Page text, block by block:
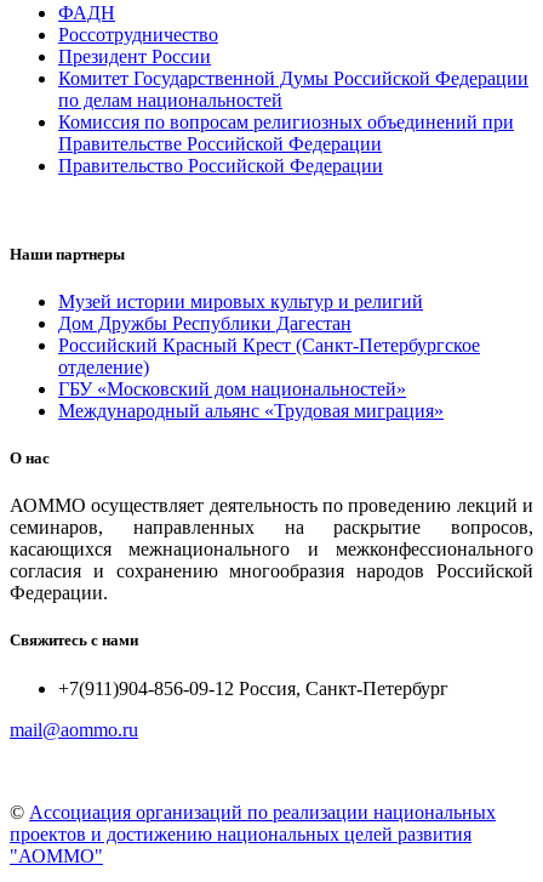
ФАДН
Россотрудничество
Президент России
Комитет Государственной Думы Российской Федерации
по делам национальностей
Комиссия по вопросам религиозных объединений при
Правительстве Российской Федерации
Правительство Российской Федерации
Наши партнеры
Музей истории мировых культур и религий
Дом Дружбы Республики Дагестан
Российский Красный Крест (Санкт-Петербургское
отделение)
ГБУ «Московский дом национальностей»
Международный альянс «Трудовая миграция»
О нас
АОММО осуществляет деятельность по проведению лекций и
семинаров, направленных на раскрытие вопросов,
касающихся межнационального и межконфессионального
согласия и сохранению многообразия народов Российской
Федерации.
Свяжитесь с нами
+7(911)904-856-09-12 Россия, Санкт-Петербург
mail@aommo.ru
© Ассоциация организаций по реализации национальных
проектов и достижению национальных целей развития
"АОММО"